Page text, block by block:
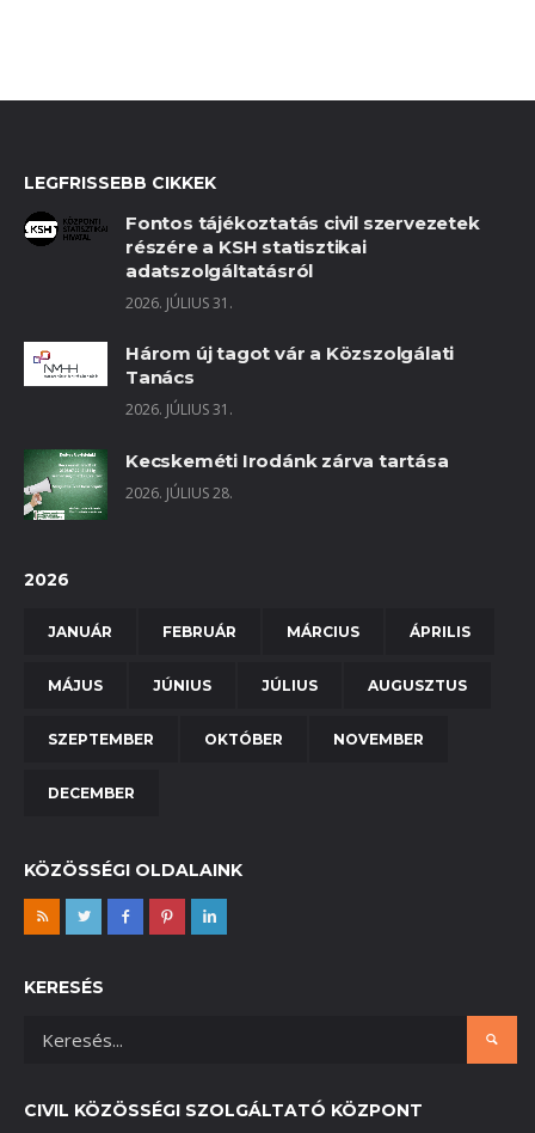
LEGFRISSEBB CIKKEK
Fontos tájékoztatás civil szervezetek
részére a KSH statisztikai
adatszolgáltatásról
2026. JÚLIUS 31.
Három új tagot vár a Közszolgálati
Tanács
2026. JÚLIUS 31.
Kecskeméti Irodánk zárva tartása
2026. JÚLIUS 28.
2026
JANUÁR FEBRUÁR MÁRCIUS ÁPRILIS
MÁJUS JÚNIUS JÚLIUS AUGUSZTUS
SZEPTEMBER OKTÓBER NOVEMBER
DECEMBER
KÖZÖSSÉGI OLDALAINK
KERESÉS
CIVIL KÖZÖSSÉGI SZOLGÁLTATÓ KÖZPONT